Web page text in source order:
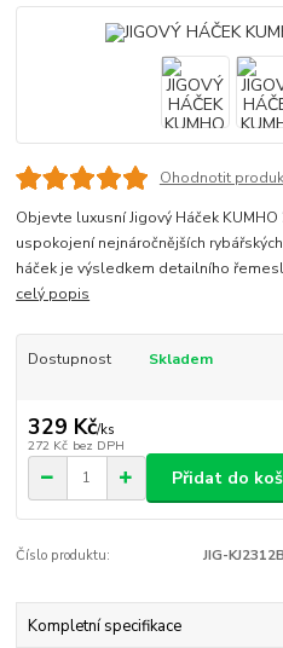
Ohodnotit
Objevte luxusní Jigový Háček
uspokojení nejnáročnějších
háček je výsledkem detailního
celý popis
Dostupnost Skladem
329 Kč/ks
272 Kč bez DPH
Přidat do
Číslo produktu: JIG-
Kompletní specifikace